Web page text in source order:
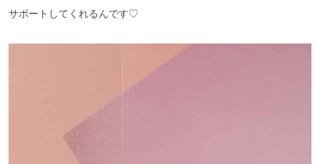
サポートしてくれるんです♡